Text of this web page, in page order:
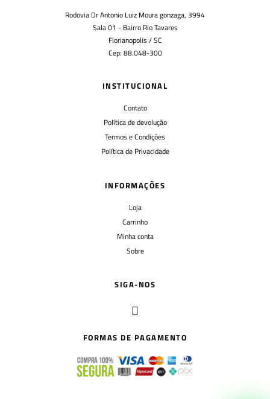
Rodovia Dr Antonio Luiz Moura gonzaga, 3994
Sala 01 - Bairro Rio Tavares
Florianopolis / SC
Cep: 88.048-300
INSTITUCIONAL
Contato
Política de devolução
Termos e Condições
Política de Privacidade
INFORMAÇÕES
Loja
Carrinho
Minha conta
Sobre
SIGA-NOS
FORMAS DE PAGAMENTO